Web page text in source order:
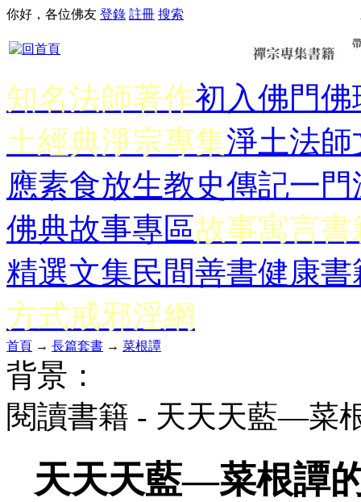
你好，各位佛友 登錄 註冊 搜索
知名法師著作初入佛門佛
土經典淨宗專集淨土法師
應素食放生教史傳記一門
佛典故事專區故事寓言書
精選文集民間善書健康書
方式戒邪淫網
首頁 → 長篇套書 → 菜根譚
背景：
閱讀書籍 - 天天天藍—菜
天天天藍—菜根譚